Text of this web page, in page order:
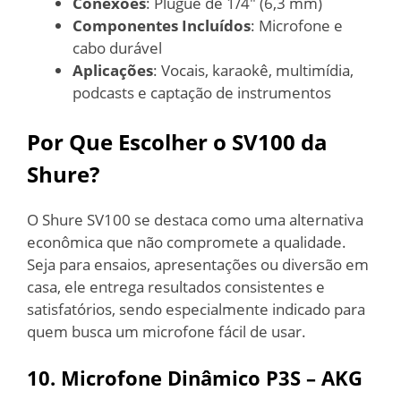
Componentes Incluídos: Microfone e
cabo durável
Aplicações: Vocais, karaokê, multimídia,
podcasts e captação de instrumentos
Por Que Escolher o SV100 da
Shure?
O Shure SV100 se destaca como uma alternativa
econômica que não compromete a qualidade.
Seja para ensaios, apresentações ou diversão em
casa, ele entrega resultados consistentes e
satisfatórios, sendo especialmente indicado para
quem busca um microfone fácil de usar.
10. Microfone Dinâmico P3S – AKG